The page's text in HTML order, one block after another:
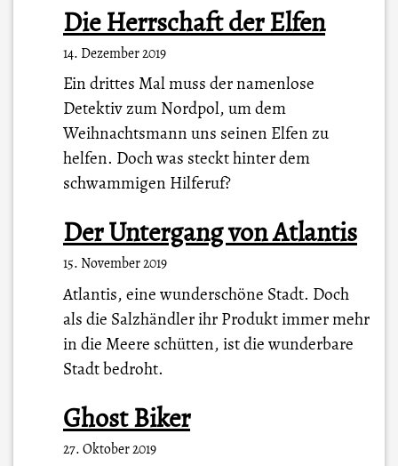
Die Herrschaft der Elfen
14. Dezember 2019
Ein drittes Mal muss der namenlose
Detektiv zum Nordpol, um dem
Weihnachtsmann uns seinen Elfen zu
helfen. Doch was steckt hinter dem
schwammigen Hilferuf?
Der Untergang von Atlantis
15. November 2019
Atlantis, eine wunderschöne Stadt. Doch
als die Salzhändler ihr Produkt immer mehr
in die Meere schütten, ist die wunderbare
Stadt bedroht.
Ghost Biker
27. Oktober 2019